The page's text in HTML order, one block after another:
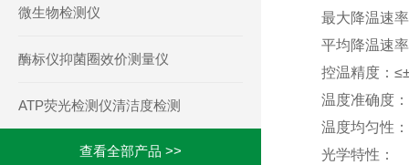
最大降温速
平均降温速
控温精度：
温度准确度
温度均匀性
光学特性：
微生物检测仪
酶标仪抑菌圈效价测量仪
ATP荧光检测仪清洁度检测
查看全部产品 >>